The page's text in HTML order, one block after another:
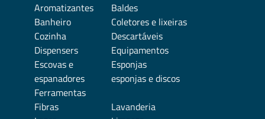
Aromatizantes
Baldes
Banheiro
Coletores e lixeiras
Cozinha
Descartáveis
Dispensers
Equipamentos
Escovas e
espanadores
Esponjas
esponjas e discos
Ferramentas
Fibras
Lavanderia